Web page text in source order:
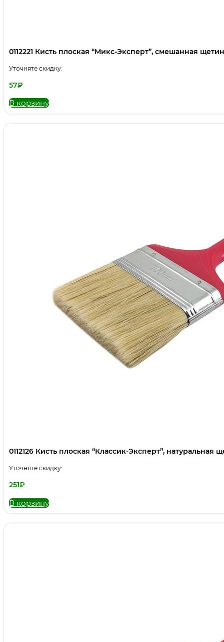
0112221 Кисть плоская “Микс-Эксперт”, смешанная
Уточняте скидку:
57₽
В корзину
0112126 Кисть плоская “Классик-Эксперт”, натуральная
Уточняте скидку:
251₽
В корзину